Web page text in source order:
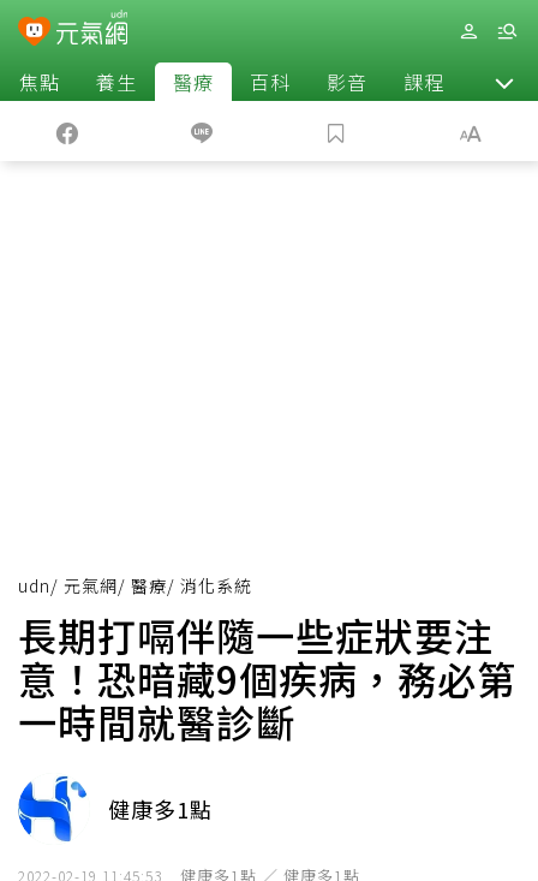
焦點 養生 醫療 百科 影音 課程 退休
udn/ 元氣網/ 醫療/ 消化系統
長期打嗝伴隨一些症狀要注
意！恐暗藏9個疾病，務必第
一時間就醫診斷
健康多1點
2022-02-19 11:45:53 健康多1點 ／ 健康多1點